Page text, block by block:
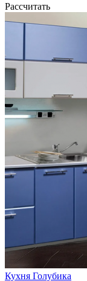
Рассчитать
Кухня Голубика